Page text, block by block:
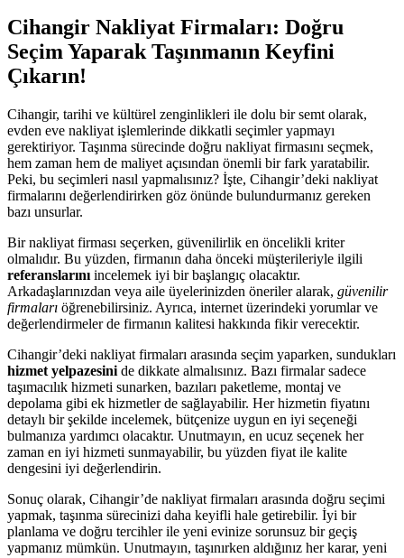
Cihangir Nakliyat Firmaları: Doğru
Seçim Yaparak Taşınmanın Keyfini
Çıkarın!
Cihangir, tarihi ve kültürel zenginlikleri ile dolu bir semt olarak,
evden eve nakliyat işlemlerinde dikkatli seçimler yapmayı
gerektiriyor. Taşınma sürecinde doğru nakliyat firmasını seçmek,
hem zaman hem de maliyet açısından önemli bir fark yaratabilir.
Peki, bu seçimleri nasıl yapmalısınız? İşte, Cihangir’deki nakliyat
firmalarını değerlendirirken göz önünde bulundurmanız gereken
bazı unsurlar.
Bir nakliyat firması seçerken, güvenilirlik en öncelikli kriter
olmalıdır. Bu yüzden, firmanın daha önceki müşterileriyle ilgili
referanslarını incelemek iyi bir başlangıç olacaktır.
Arkadaşlarınızdan veya aile üyelerinizden öneriler alarak, güvenilir
firmaları öğrenebilirsiniz. Ayrıca, internet üzerindeki yorumlar ve
değerlendirmeler de firmanın kalitesi hakkında fikir verecektir.
Cihangir’deki nakliyat firmaları arasında seçim yaparken, sundukları
hizmet yelpazesini de dikkate almalısınız. Bazı firmalar sadece
taşımacılık hizmeti sunarken, bazıları paketleme, montaj ve
depolama gibi ek hizmetler de sağlayabilir. Her hizmetin fiyatını
detaylı bir şekilde incelemek, bütçenize uygun en iyi seçeneği
bulmanıza yardımcı olacaktır. Unutmayın, en ucuz seçenek her
zaman en iyi hizmeti sunmayabilir, bu yüzden fiyat ile kalite
dengesini iyi değerlendirin.
Sonuç olarak, Cihangir’de nakliyat firmaları arasında doğru seçimi
yapmak, taşınma sürecinizi daha keyifli hale getirebilir. İyi bir
planlama ve doğru tercihler ile yeni evinize sorunsuz bir geçiş
yapmanız mümkün. Unutmayın, taşınırken aldığınız her karar, yeni